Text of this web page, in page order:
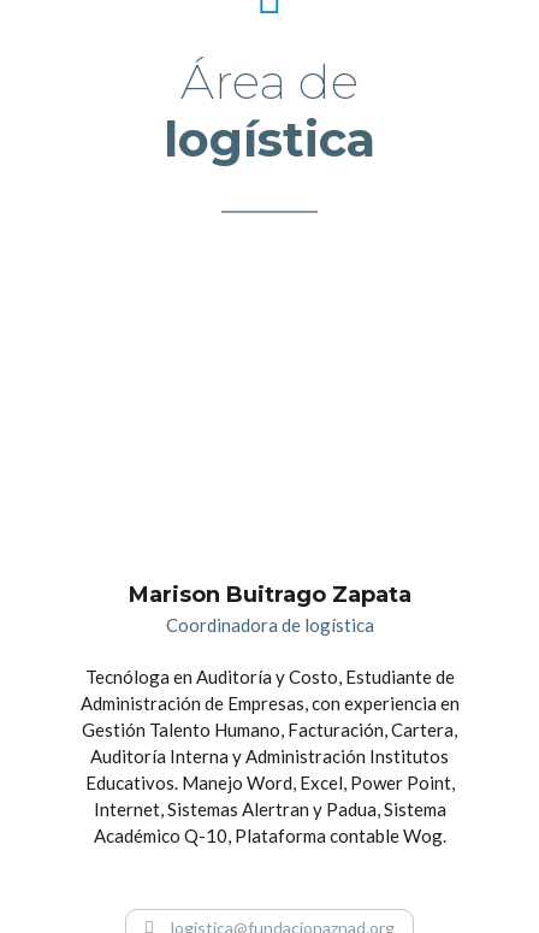
Área de
logística
Marison Buitrago Zapata
Coordinadora de logística
Tecnóloga en Auditoría y Costo, Estudiante de
Administración de Empresas, con experiencia en
Gestión Talento Humano, Facturación, Cartera,
Auditoría Interna y Administración Institutos
Educativos. Manejo Word, Excel, Power Point,
Internet, Sistemas Alertran y Padua, Sistema
Académico Q-10, Plataforma contable Wog.​
logistica@fundacionaznad.org